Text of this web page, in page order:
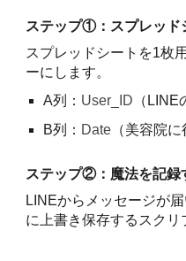
ステップ①：スプレッド
スプレッドシートを1枚
ーにします。
A列： User_ID （LINE
B列： Date （美容院に
ステップ②：魔法を記録
LINEからメッセージが
に上書き保存するスクリ